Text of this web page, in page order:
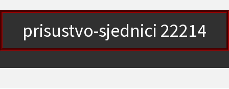
prisustvo-sjednici 22214